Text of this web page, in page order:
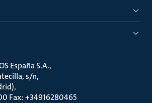
España S.A.
s/n
Fax: +34916280465